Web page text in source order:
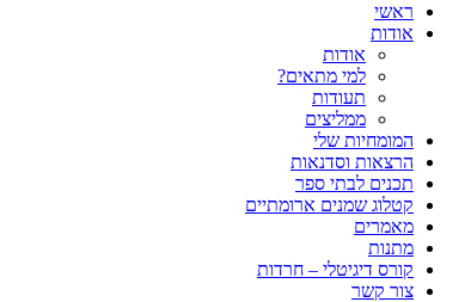
ראשי
אודות
אודות
למי מתאים?
תעודות
ממליצים
המומחיות שלי
הרצאות וסדנאות
תכנים לבתי ספר
קטלוג שמנים ארומתיים
מאמרים
מתנות
קורס דיגיטלי – חרדות
צור קשר